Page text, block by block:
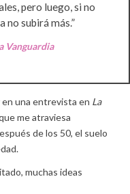
pero luego, si no
no subirá más.”
Vanguardia
una entrevista en La
me atraviesa
de los 50, el suelo
muchas ideas